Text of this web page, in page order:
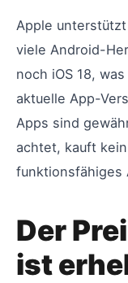
Apple
viele Android-
noch iOS 18,
aktuelle App-
Apps sind
achtet, kauft
funktionsfähiges
Der
ist